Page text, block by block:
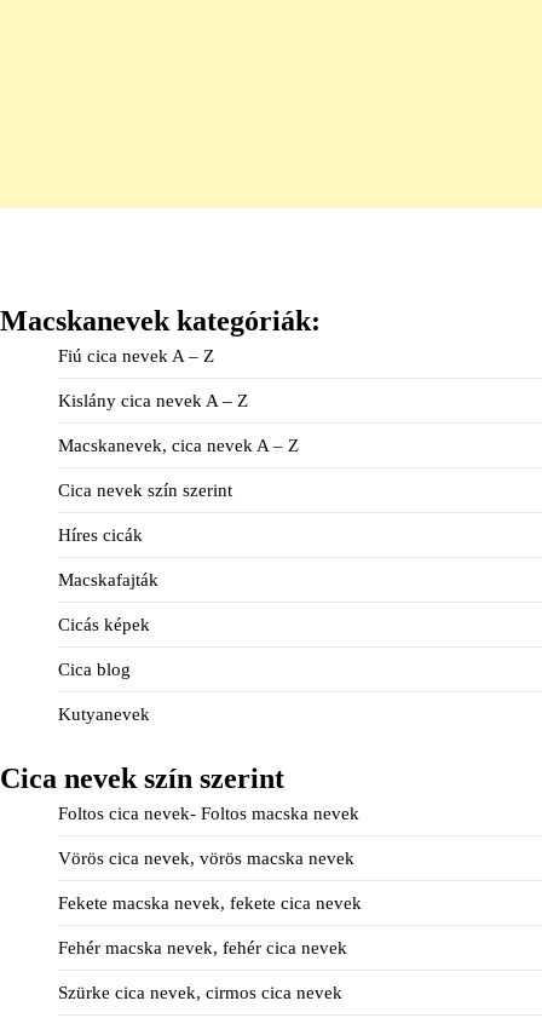
Macskanevek kategóriák:
Fiú cica nevek A – Z
Kislány cica nevek A – Z
Macskanevek, cica nevek A – Z
Cica nevek szín szerint
Híres cicák
Macskafajták
Cicás képek
Cica blog
Kutyanevek
Cica nevek szín szerint
Foltos cica nevek- Foltos macska nevek
Vörös cica nevek, vörös macska nevek
Fekete macska nevek, fekete cica nevek
Fehér macska nevek, fehér cica nevek
Szürke cica nevek, cirmos cica nevek